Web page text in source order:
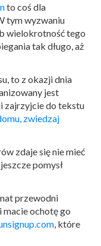
to coś dla
tym wyzwaniu
wielokrotność tego
tak długo, aż
to z okazji dnia
jest
zajrzyjcie do tekstu
zwiedzaj
zdaje się nie mieć
pomysł
przewodni
macie ochotę go
, które